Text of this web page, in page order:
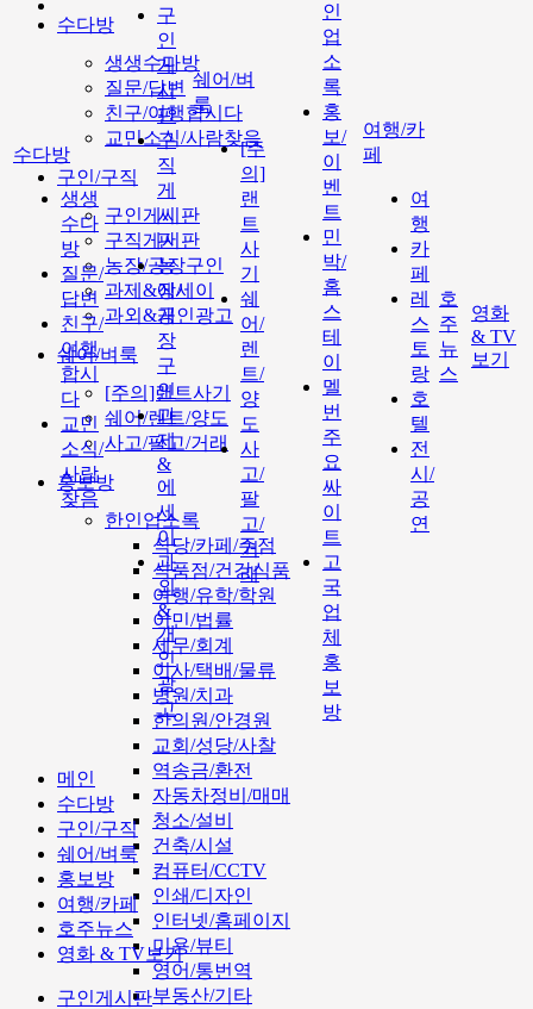
수다방
생생수다방
질문/답변
친구/여행합시다
교민소식/사람찾음
구인/구직
구인게시판
구직게시판
농장/공장구인
과제&에세이
과외&개인광고
쉐어/벼룩
[주의]랜트사기
쉐어/렌트/양도
사고/팔고/거래
홍보방
한인업소록
식당/카페/주점
식품점/건강식품
여행/유학/학원
이민/법률
세무/회계
이사/택배/물류
병원/치과
한의원/안경원
교회/성당/사찰
역송금/환전
자동차정비/매매
청소/설비
건축/시설
컴퓨터/CCTV
인쇄/디자인
인터넷/홈페이지
미용/뷰티
영어/통번역
부동산/기타
수다방
생생
수다
방
질문/
답변
친구/
여행
합시
다
교민
소식/
사람
찾음
구
인
게
시
판
구
직
게
시
판
농
장/
공
장
구
인
과
제
&
에
세
이
과
외
&
개
인
광
고
쉐어/벼
룩
[주
의]
랜
트
사
기
쉐
어/
렌
트/
양
도
사
고/
팔
고/
거
래
인
업
소
록
홍
보/
이
벤
트
민
박/
홈
스
테
이
멜
번
주
요
싸
이
트
고
국
업
체
홍
보
방
여행/카
페
여
행
카
페
레
스
토
랑
호
텔
전
시/
공
연
호
주
뉴
스
영화
& TV
보기
메인
수다방
구인/구직
쉐어/벼룩
홍보방
여행/카페
호주뉴스
영화 & TV보기
구인게시판